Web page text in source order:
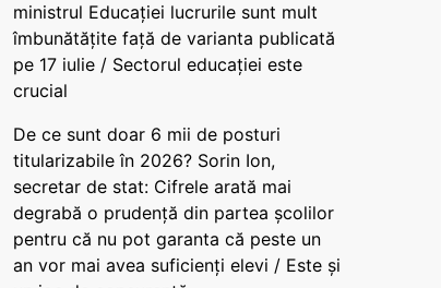
ministrul Educației lucrurile sunt mult
îmbunătățite față de varianta publicată
pe 17 iulie / Sectorul educației este
crucial
De ce sunt doar 6 mii de posturi
titularizabile în 2026? Sorin Ion,
secretar de stat: Cifrele arată mai
degrabă o prudență din partea școlilor
pentru că nu pot garanta că peste un
an vor mai avea suficienți elevi / Este și